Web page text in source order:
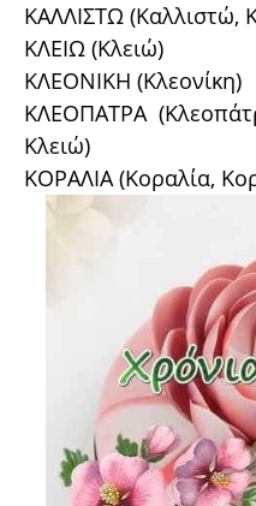
ΚΑΛΛΙΣΤΩ (Καλλιστώ,
ΚΛΕΙΩ (Κλειώ)
ΚΛΕΟΝΙΚΗ (Κλεονίκη)
ΚΛΕΟΠΑΤΡΑ
Κλειώ)
ΚΟΡΑΛΙΑ (Κοραλία,